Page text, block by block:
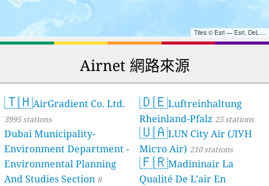
Airnet 網路來源
🇹🇭AirGradient Co. Ltd.
3995 stations
Dubai Municipality-
Environment Department -
Environmental Planning
And Studies Section 8
🇩🇪Luftreinhaltung
Rheinland-Pfalz 25 stations
🇺🇦LUN City Air (ЛУН
Місто Air) 210 stations
🇫🇷Madininair La
Qualité De L’air En